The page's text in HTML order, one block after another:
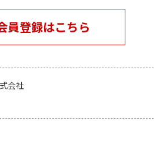
員登録はこちら
会社